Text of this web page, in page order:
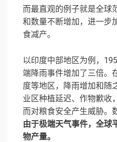
而最直观的例子就是全球
和数量不断增加，进一步
食减产。
以印度中部地区为例，
端降雨事件增加了三倍。
度等地区，降雨增加和随
业区种植延迟、作物歉收
而对粮食安全产生威胁。
由于极端天气事件，全球
物产量。